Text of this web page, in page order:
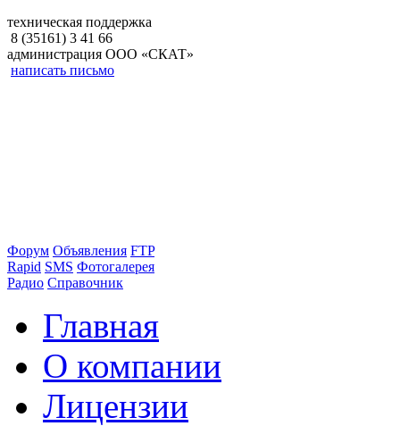
техническая поддержка
8 (35161) 3 41 66
администрация ООО «СКАТ»
написать письмо
Форум Объявления FTP
Rapid SMS Фотогалерея
Радио Справочник
Главная
О компании
Лицензии